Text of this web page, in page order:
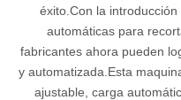
éxito.Con la
automáticas para
fabricantes ahora pueden
y automatizada.Esta
ajustable, carga